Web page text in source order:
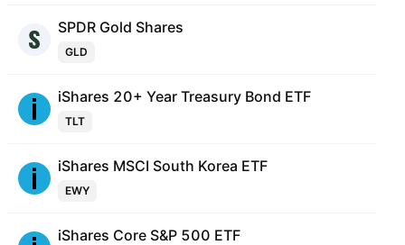
SPDR Gold Shares
GLD
iShares 20+ Year Treasury Bond ETF
TLT
iShares MSCI South Korea ETF
EWY
iShares Core S&P 500 ETF